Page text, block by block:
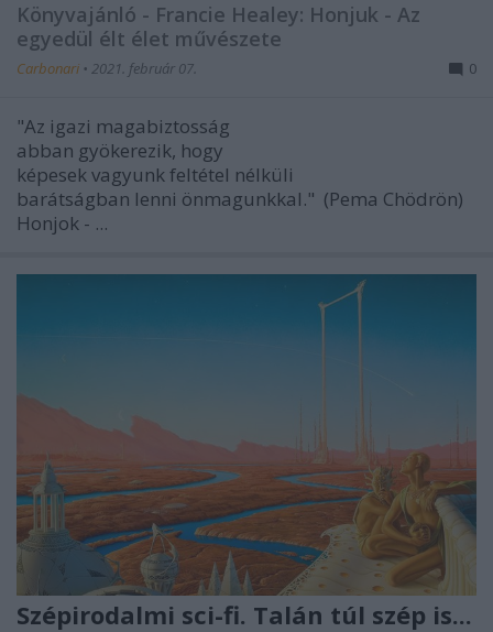
Könyvajánló - Francie Healey: Honjuk - Az
egyedül élt élet művészete
Carbonari • 2021. február 07. 0
"Az igazi magabiztosság
abban gyökerezik, hogy
képesek vagyunk feltétel nélküli
barátságban lenni önmagunkkal." (Pema Chödrön)
Honjok - ...
Szépirodalmi sci-fi. Talán túl szép is...